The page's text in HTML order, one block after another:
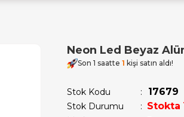
Neon Led Beyaz
Son 1 saatte 1 kişi satın aldı!
Stok Kodu 17679
Stok Durumu : Stokta